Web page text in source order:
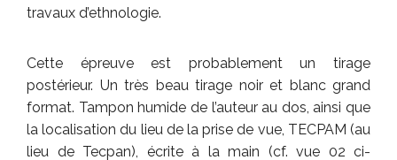
travaux d’ethnologie.
Cette épreuve est probablement un tirage
postérieur. Un très beau tirage noir et blanc grand
format. Tampon humide de l’auteur au dos, ainsi que
la localisation du lieu de la prise de vue, TECPAM (au
lieu de Tecpan), écrite à la main (cf. vue 02 ci-